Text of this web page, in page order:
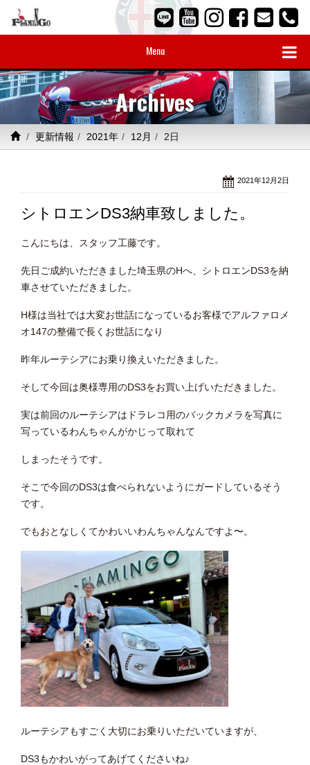
Menu
Archives
更新情報 2021年 12月 2日
2021年12月2日
シトロエンDS3納車致しました。
こんにちは、スタッフ工藤です。
先日ご成約いただきました埼玉県のHへ、シトロエンDS3を納
車させていただきました。
H様は当社では大変お世話になっているお客様でアルファロメ
オ147の整備で長くお世話になり
昨年ルーテシアにお乗り換えいただきました。
そして今回は奥様専用のDS3をお買い上げいただきました。
実は前回のルーテシアはドラレコ用のバックカメラを写真に
写っているわんちゃんがかじって取れて
しまったそうです。
そこで今回のDS3は食べられないようにガードしているそう
です。
でもおとなしくてかわいいわんちゃんなんですよ〜。
ルーテシアもすごく大切にお乗りいただいていますが、
DS3もかわいがってあげてくださいね♪